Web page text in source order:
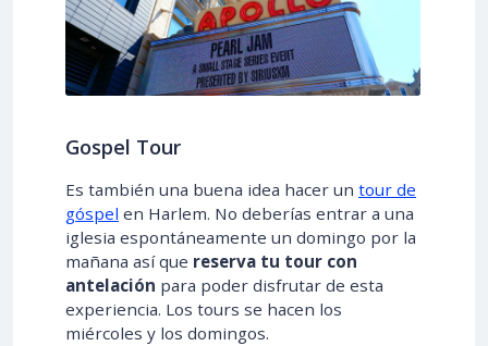
Gospel Tour
Es también una buena idea hacer un tour de
góspel en Harlem. No deberías entrar a una
iglesia espontáneamente un domingo por la
mañana así que reserva tu tour con
antelación para poder disfrutar de esta
experiencia. Los tours se hacen los
miércoles y los domingos.